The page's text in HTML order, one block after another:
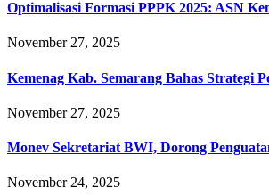
Optimalisasi Formasi PPPK 2025: ASN
November 27, 2025
Kemenag Kab. Semarang Bahas Strategi
November 27, 2025
Monev Sekretariat BWI, Dorong
November 24, 2025